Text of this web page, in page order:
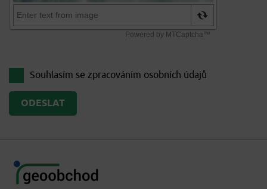
Souhlasím se zpracováním osobních údajů